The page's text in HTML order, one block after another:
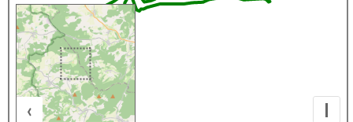
I
500 m
‹